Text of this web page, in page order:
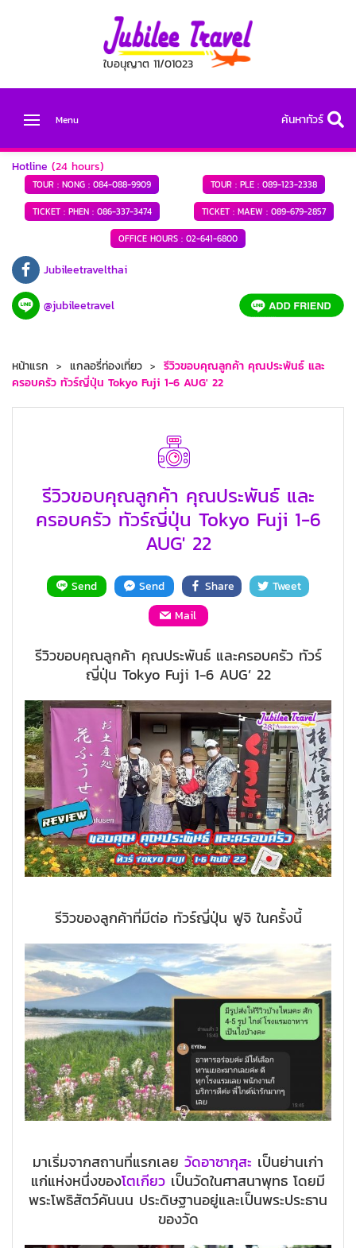
ใบอนุญาต 11/01023
Menu ค้นหาทัวร์
Hotline (24 hours)
TOUR : NONG : 084-088-9909 TOUR : PLE : 089-123-2338
TICKET : PHEN :086-337-3474 TICKET : MAEW : 089-679-2857
OFFICE HOURS : 02-641-6800
Jubileetravelthai
@jubileetravel
หน้าแรก แกลอรี่ท่องเที่ยว
รีวิวขอบคุณลูกค้า คุณประพันธ์ และ
ครอบครัว ทัวร์ญี่ปุ่น Tokyo Fuji 1-6 AUG' 22
รีวิวขอบคุณลูกค้า คุณประพันธ์ และ
ครอบครัว ทัวร์ญี่ปุ่น Tokyo Fuji 1-6
AUG' 22
Send Send Share
Tweet
Mail
รีวิวขอบคุณลูกค้า คุณประพันธ์ และครอบครัว ทัวร์
ญี่ปุ่น Tokyo Fuji 1-6 AUG’ 22
รีวิวของลูกค้าที่มีต่อ ทัวร์ญี่ปุ่น ฟูจิ ในครั้งนี้
มาเริ่มจากสถานที่แรกเลย วัดอาซากุสะ เป็นย่านเก่า
แก่แห่งหนึ่งของโตเกียว เป็นวัดในศาสนาพุทธ โดยมี
พระโพธิสัตว์คันนน ประดิษฐานอยู่และเป็นพระประธาน
ของวัด